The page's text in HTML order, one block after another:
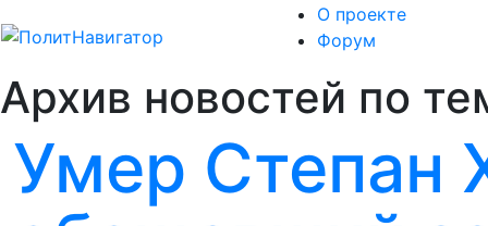
О проекте
Форум
Архив новостей по
Умер Степан